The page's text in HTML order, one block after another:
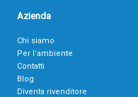
Azienda
Chi siamo
Per l’ambiente
Contatti
Blog
Diventa rivenditore